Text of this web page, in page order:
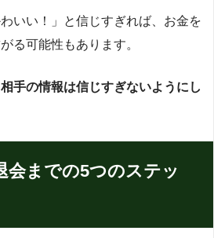
いい！」と信じすぎれば、お金を
る可能性もあります。
手の情報は信じすぎないようにし
会までの5つのステッ